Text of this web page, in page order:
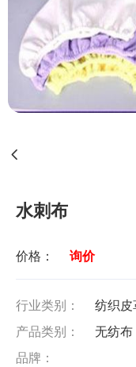
水刺布
价格： 询价
行业类别：
纺织
产品类别：
无纺布
品牌：